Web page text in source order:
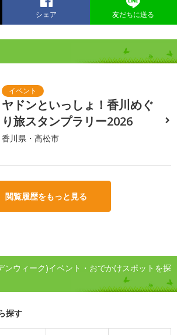
シェア 友だちに送る
ヤドンといっしょ！香川めぐ
り旅スタンプラリー2026
香川県・高松市
閲覧履歴をもっと見る
ンウィーク)イベント・おでかけスポットを探
探す